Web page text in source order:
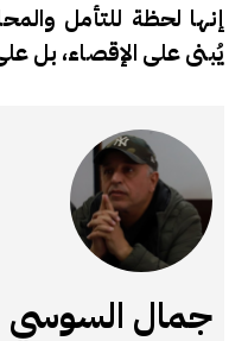
إنها لحظة للتأمل
يُبنى على الإقصاء، بل
جمال السوسي